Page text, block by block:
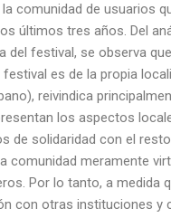
comunidad de usuarios
últimos tres años. Del
del festival, se observa
es de la propia
reivindica
los aspectos
de solidaridad con el
comunidad meramente
Por lo tanto, a medida
con otras instituciones y